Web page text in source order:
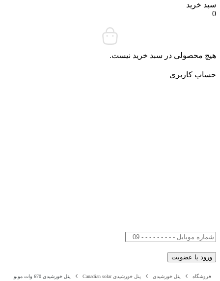
خرید
محصولی در سبد خرید نیست.
کاربری
فروشگاه پنل خورشیدی پنل خورشیدی Canadian solar
پنل خورشیدی 670 وات مونو